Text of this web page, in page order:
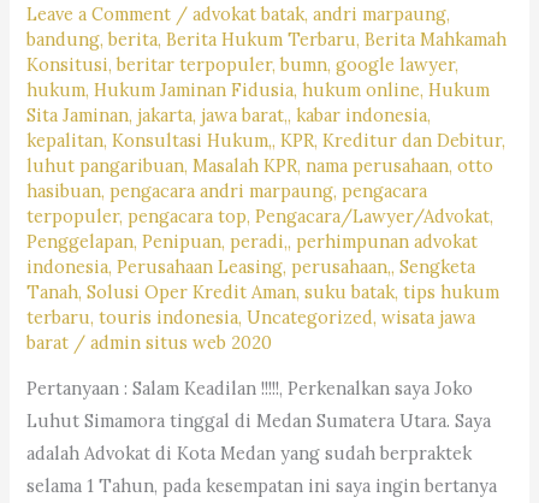
Leave a Comment /advokat batak,andri marpaung,
bandung,berita,Berita Hukum Terbaru,Berita Mahkamah
Konsitusi,beritar terpopuler,bumn,google lawyer,
hukum,Hukum Jaminan Fidusia,hukum online,Hukum
Sita Jaminan,jakarta,jawa barat,,kabar indonesia,
kepalitan,Konsultasi Hukum,,KPR,Kreditur dan Debitur,
luhut pangaribuan,Masalah KPR,nama perusahaan,otto
hasibuan,pengacara andri marpaung,pengacara
terpopuler,pengacara top,Pengacara/Lawyer/Advokat,
Penggelapan,Penipuan,peradi,,perhimpunan advokat
indonesia,Perusahaan Leasing,perusahaan,,Sengketa
Tanah,Solusi Oper Kredit Aman,suku batak,tips hukum
terbaru,touris indonesia,Uncategorized,wisata jawa
barat /admin situs web 2020
Pertanyaan : Salam Keadilan !!!!!, Perkenalkan saya Joko
Luhut Simamora tinggal di Medan Sumatera Utara. Saya
adalah Advokat di Kota Medan yang sudah berpraktek
selama 1 Tahun, pada kesempatan ini saya ingin bertanya